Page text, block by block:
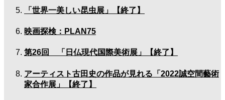
「世界一美しい昆虫展」【終了】
映画探検：PLAN75
第26回 「日仏現代国際美術展」【終了】
アーティスト古田史の作品が見れる「2022誠空間藝術
家合作展」【終了】